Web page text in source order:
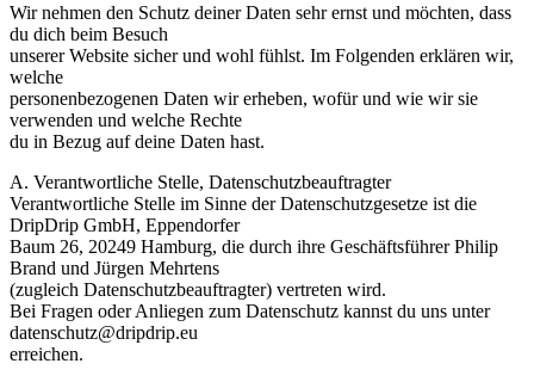
Wir nehmen den Schutz deiner Daten sehr ernst und möchten, dass
du dich beim Besuch
unserer Website sicher und wohl fühlst. Im Folgenden erklären wir,
welche
personenbezogenen Daten wir erheben, wofür und wie wir sie
verwenden und welche Rechte
du in Bezug auf deine Daten hast.
A. Verantwortliche Stelle, Datenschutzbeauftragter
Verantwortliche Stelle im Sinne der Datenschutzgesetze ist die
DripDrip GmbH, Eppendorfer
Baum 26, 20249 Hamburg, die durch ihre Geschäftsführer Philip
Brand und Jürgen Mehrtens
(zugleich Datenschutzbeauftragter) vertreten wird.
Bei Fragen oder Anliegen zum Datenschutz kannst du uns unter
datenschutz@dripdrip.eu
erreichen.